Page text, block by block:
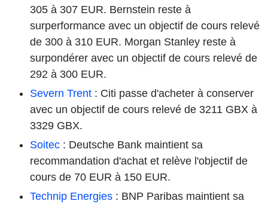
305 à 307 EUR. Bernstein reste à
surperformance avec un objectif de cours relevé
de 300 à 310 EUR. Morgan Stanley reste à
surpondérer avec un objectif de cours relevé de
292 à 300 EUR.
Severn Trent : Citi passe d'acheter à conserver
avec un objectif de cours relevé de 3211 GBX à
3329 GBX.
Soitec : Deutsche Bank maintient sa
recommandation d'achat et relève l'objectif de
cours de 70 EUR à 150 EUR.
Technip Energies : BNP Paribas maintient sa